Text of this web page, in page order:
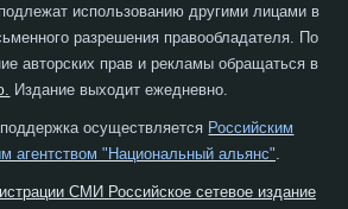
использованию другими лицами в
разрешения правообладателя. По
авторских прав и рекламы обращаться в
Издание выходит ежедневно.
осуществляется Российским
агентством "Национальный альянс"
СМИ Российское сетевое издание